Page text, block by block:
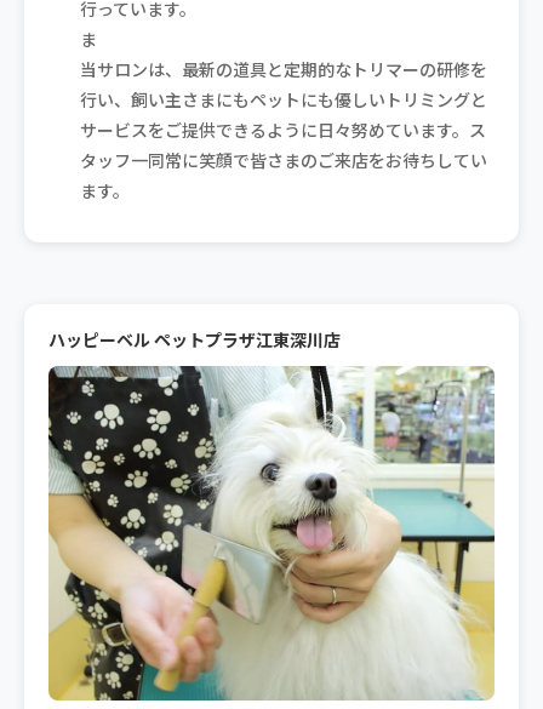
行っています。
ま
当サロンは、最新の道具と定期的なトリマーの研修を
行い、飼い主さまにもペットにも優しいトリミングと
サービスをご提供できるように日々努めています。ス
タッフ一同常に笑顔で皆さまのご来店をお待ちしてい
ます。
ハッピーベル ペットプラザ江東深川店